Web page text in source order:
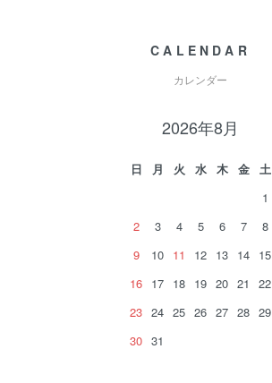
CALENDAR
カレンダー
2026年8月
日 月 火 水 木 金
土
1
2
3 4 5 6 7
8
9
10 11 12 13 14 15
16 17 18 19 20 21
22
23 24 25 26 27 28 29
30 31